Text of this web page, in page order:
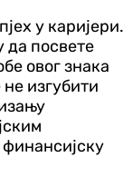
у каријери.
да посвете
овог знака
изгубити